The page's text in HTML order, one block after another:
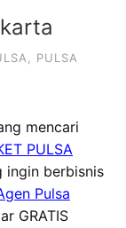
PULSA
mencari
PULSA
ingin berbisnis
Pulsa
GRATIS